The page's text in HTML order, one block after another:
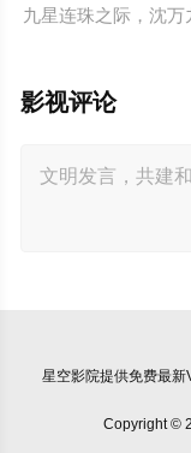
九星连珠之际，沈
影视评论
星空影院提供免费最新
Copyright ©